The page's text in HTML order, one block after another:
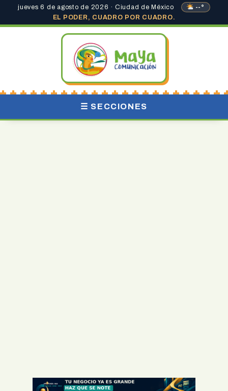
jueves 6 de agosto de 2026 · Ciudad de México
--°
EL PODER, CUADRO POR CUADRO.
☰ SECCIONES